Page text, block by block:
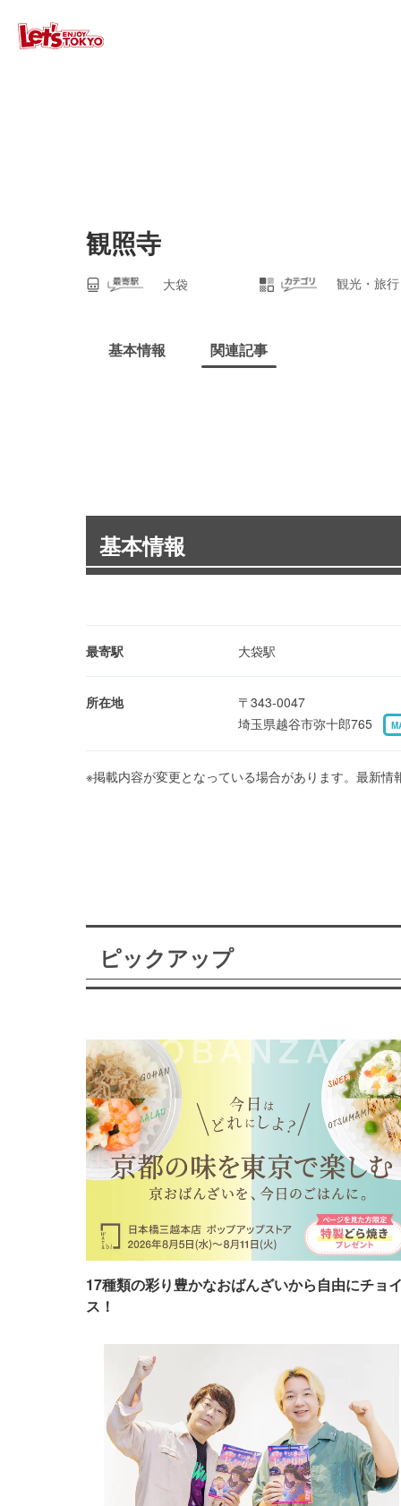
観照寺
大袋 観光・旅行
基本情報 関連記事
基本情報
最寄駅 大袋駅
所在地
〒343-0047
埼玉県越谷市弥十郎765
※掲載内容が変更となっている場合があります。最新
ピックアップ
17種類の彩り豊かなおばんざいから自由にチョ
ス！